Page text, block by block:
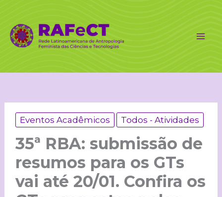
conteúdo
Eventos Acadêmicos Todos - Atividades
35ª RBA: submissão de
resumos para os GTs
vai até 20/01. Confira os